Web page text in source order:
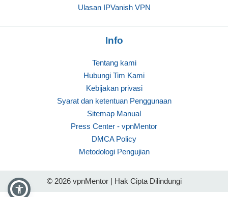
Ulasan IPVanish VPN
Info
Tentang kami
Hubungi Tim Kami
Kebijakan privasi
Syarat dan ketentuan Penggunaan
Sitemap Manual
Press Center - vpnMentor
DMCA Policy
Metodologi Pengujian
© 2026 vpnMentor | Hak Cipta Dilindungi